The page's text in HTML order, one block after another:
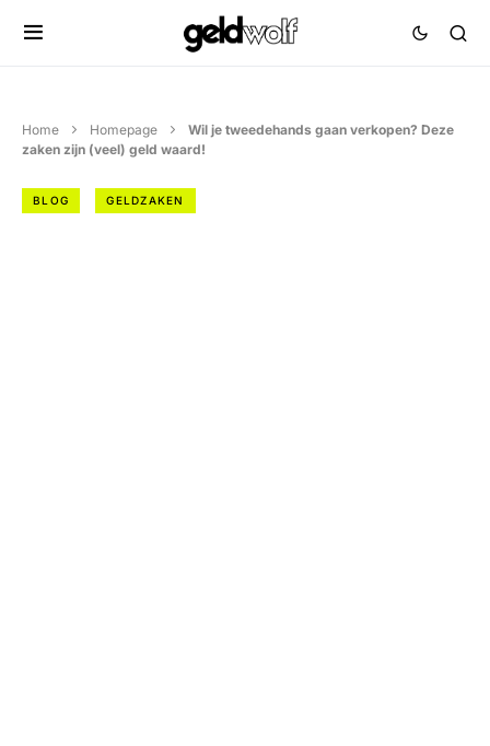
Home Homepage
Wil je tweedehands gaan verkopen? Deze
zaken zijn (veel) geld waard!
BLOG GELDZAKEN